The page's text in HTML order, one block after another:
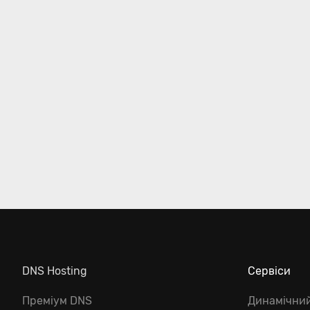
DNS Hosting
Преміум DNS
Сервіси